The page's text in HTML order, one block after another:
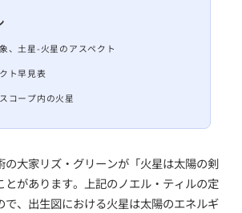
、土星-火星のアスペクト
ト早見表
コープ内の火星
の大家リズ・グリーンが「火星は太陽の剣
とがあります。上記のノエル・ティルの定
で、出生図における火星は太陽のエネルギ